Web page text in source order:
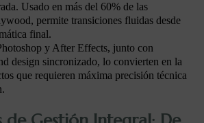
Usado en más del 60% de las
permite transiciones fluidas desde
final.
y After Effects, junto con
design sincronizado, lo convierten en la
que requieren máxima precisión técnica